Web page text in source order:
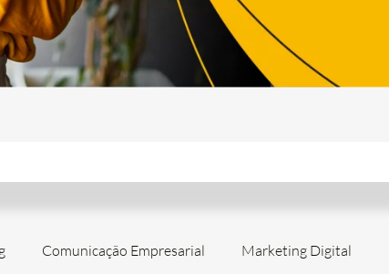
Comunicação Empresarial Marketing Digital